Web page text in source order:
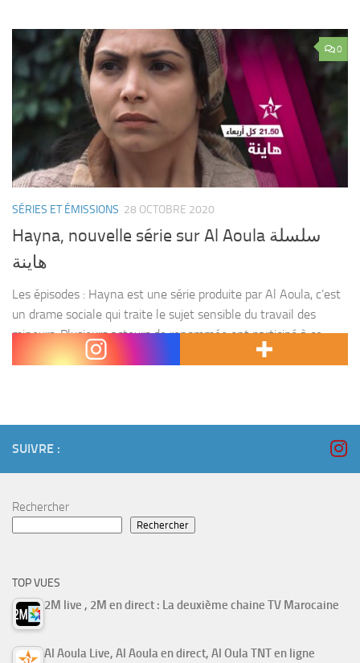
0
SÉRIES ET ÉMISSIONS 28 OCTOBRE 2020
Hayna, nouvelle série sur Al Aoula سلسلة
هاينة
Les épisodes : Hayna est une série produite par Al Aoula, c’est
un drame sociale qui traite le sujet sensible du travail des
mineurs. Plusieurs acteurs de renommée ont participé à ce
travail, on...
SUIVRE :
Rechercher
Rechercher
TOP VUES
2M live , 2M en direct : La deuxième chaine TV Marocaine
Al Aoula Live, Al Aoula en direct, Al Oula TNT en ligne